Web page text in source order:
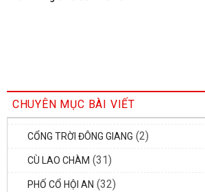
CHUYÊN MỤC BÀI VIẾT
CỔNG TRỜI ĐÔNG GIANG (2)
CÙ LAO CHÀM (31)
PHỐ CỔ HỘI AN (32)